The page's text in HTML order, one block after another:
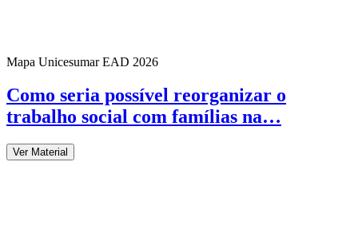
Mapa Unicesumar EAD 2026
Como seria possível reorganizar o
trabalho social com famílias na…
Ver Material